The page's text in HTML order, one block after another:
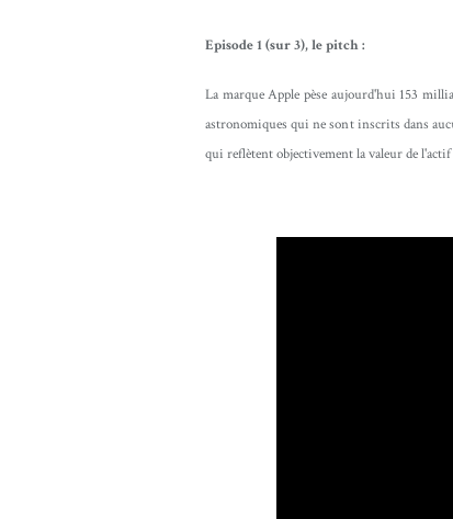
Episode 1 (sur 3), le pitch :
La marque Apple pèse aujourd'hui 153
astronomiques qui ne sont inscrits dans
qui reflètent objectivement la valeur de